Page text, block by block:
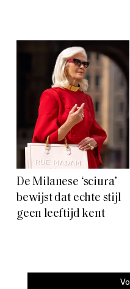
De Milanese ‘sciura’
bewijst dat echte stijl
geen leeftijd kent